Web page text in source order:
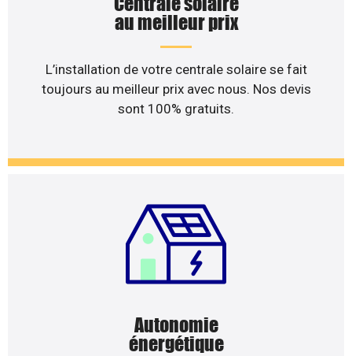
au meilleur prix
L’installation de votre centrale solaire se fait
toujours au meilleur prix avec nous. Nos devis
sont 100% gratuits.
Autonomie
énergétique